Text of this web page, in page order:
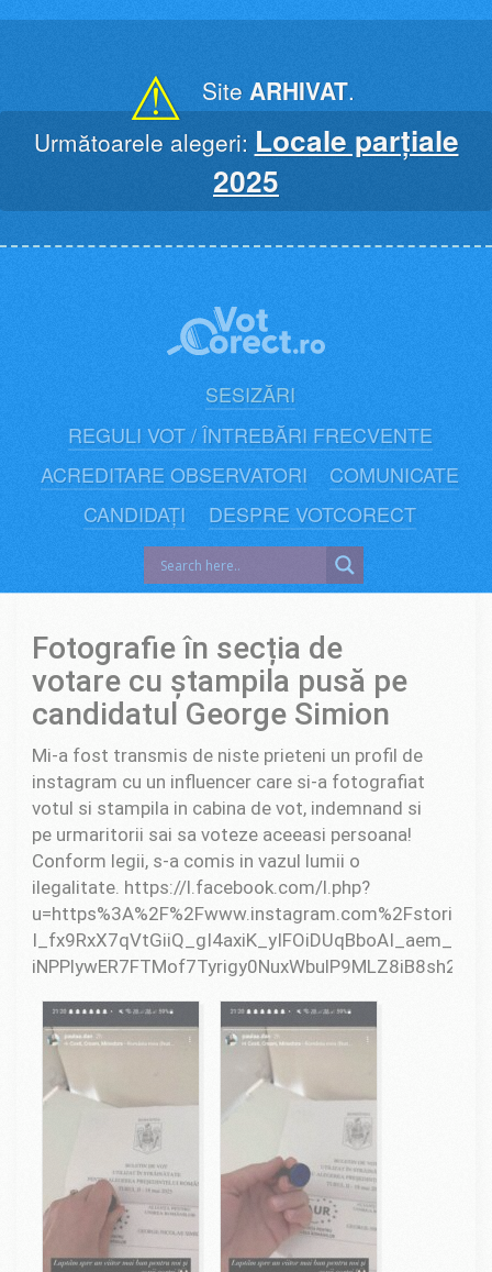
⚠ Site ARHIVAT.
Următoarele alegeri: Locale parțiale
2025
SESIZĂRI
REGULI VOT / ÎNTREBĂRI FRECVENTE
ACREDITARE OBSERVATORI
COMUNICATE
CANDIDAȚI
DESPRE VOTCORECT
Fotografie în secția de
votare cu ștampila pusă pe
candidatul George Simion
Mi-a fost transmis de niste prieteni un profil de
instagram cu un influencer care si-a fotografiat
votul si stampila in cabina de vot, indemnand si
pe urmaritorii sai sa voteze aceeasi persoana!
Conform legii, s-a comis in vazul lumii o
ilegalitate. https://l.facebook.com/l.php?